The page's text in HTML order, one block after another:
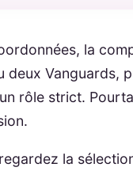
la
deux Vanguards,
rôle strict.
la